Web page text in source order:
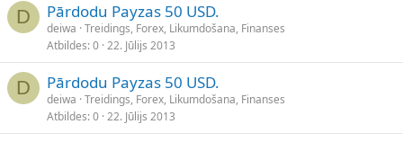
D Pārdodu Payzas 50 USD.
deiwa Treidings, Forex, Likumdošana, Finanses
Atbildes 0 22. Jūlijs 2013
D Pārdodu Payzas 50 USD.
deiwa Treidings, Forex, Likumdošana, Finanses
Atbildes 0 22. Jūlijs 2013